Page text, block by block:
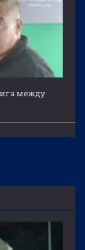
между